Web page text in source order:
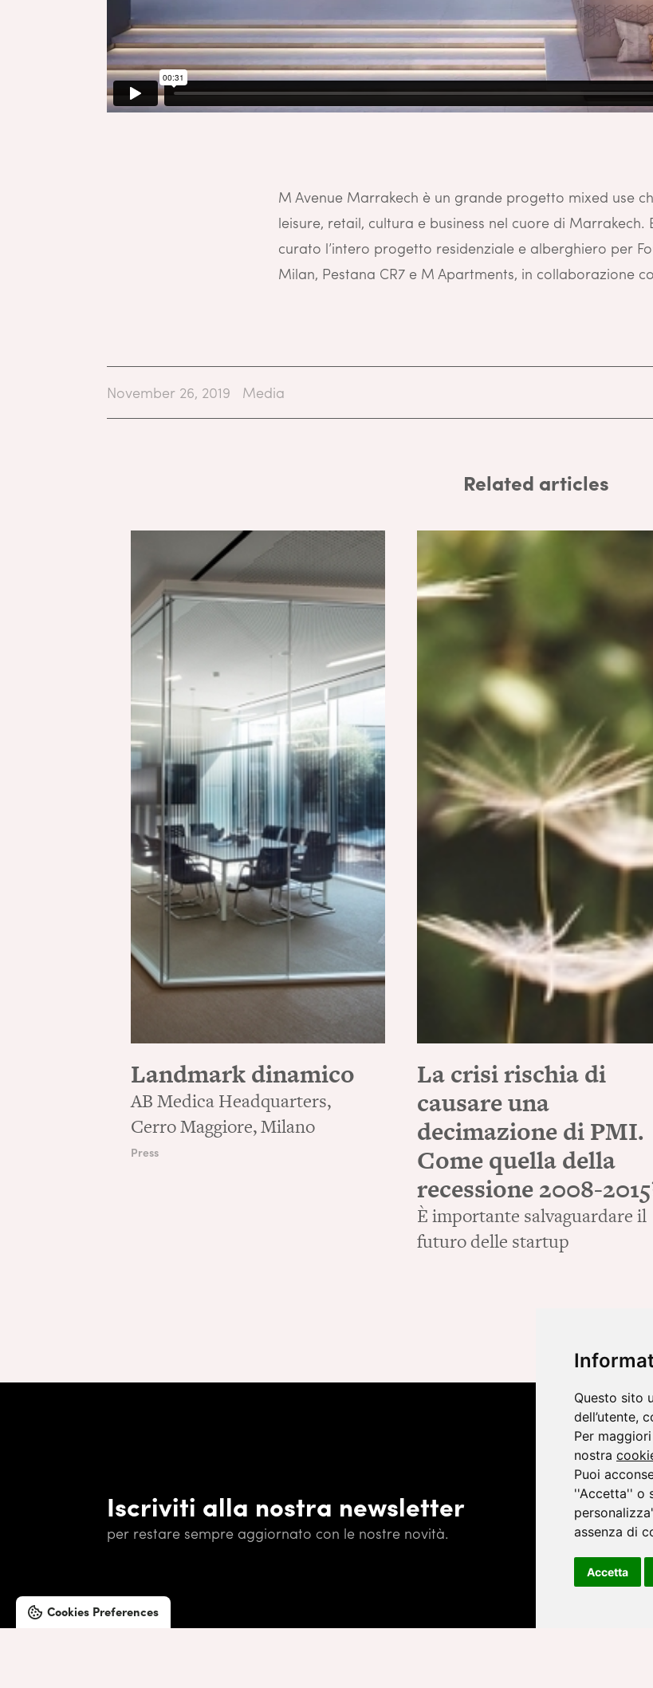
Questo sito
dell’utente,
Per
nostra
Puoi
''Accetta'' o
assenza di
Accetta
M Avenue Marrakech è un grande progetto mixed use
leisure, retail, cultura e business nel cuore di Marrakech.
curato l’intero progetto residenziale e alberghiero per
Milan, Pestana CR7 e M Apartments, in collaborazione
November 26, 2019 Media
Related articles
Landmark dinamico
AB Medica Headquarters,
Cerro Maggiore, Milano
Press
La crisi rischia di
causare una
decimazione di PMI.
Come quella della
recessione 2008-
È importante salvaguardare il
futuro delle startup
Iscriviti alla nostra newsletter
per restare sempre aggiornato con le nostre novità. Iscrivendoti, accetti
Cookies Preferences